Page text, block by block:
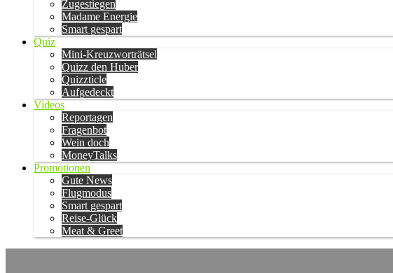
Zugestiegen
Madame Energie
Smart gespart
Quiz
Mini-Kreuzworträtsel
Quizz den Huber
Quizzticle
Aufgedeckt
Videos
Reportagen
Fragenbot
Wein doch
MoneyTalks
Promotionen
Gute News
Flugmodus
Smart gespart
Reise-Glück
Meat & Greet